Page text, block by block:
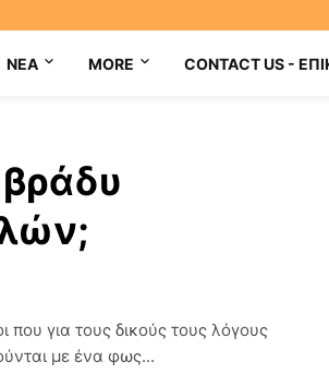
NEA MORE CONTACT US -
που για τους δικούς τους λόγους
με ένα φως...